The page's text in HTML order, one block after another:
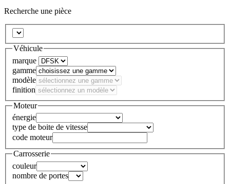
Recherche une pièce
Véhicule
marque
gamme
modèle
finition
Moteur
énergie
type de boite de vitesse
code moteur
Carrosserie
couleur
nombre de portes